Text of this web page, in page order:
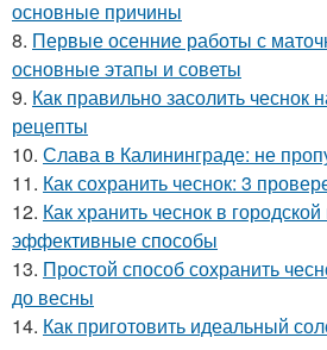
основные причины
8. Первые осенние работы с
основные этапы и советы
9. Как правильно засолить чеснок
рецепты
10. Слава в Калининграде: не
11. Как сохранить чеснок: 3
12. Как хранить чеснок в
эффективные способы
13. Простой способ сохранить
до весны
14. Как приготовить идеальный